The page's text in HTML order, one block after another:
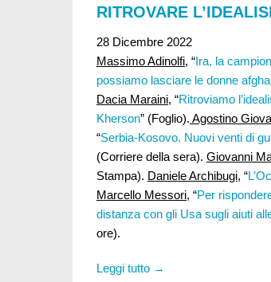
RITROVARE
28 Dicembre 2022
Massimo Adinolfi, “Ira, la
possiamo lasciare le donne
Dacia Maraini, “Ritroviamo
Kherson” (Foglio). Agostino
“Serbia-Kosovo. Nuovi venti di
(Corriere della sera). Giovanni
Stampa). Daniele Archibugi, “
Marcello Messori, “Per
distanza con gli Usa sugli aiuti
ore).
Leggi tutto →